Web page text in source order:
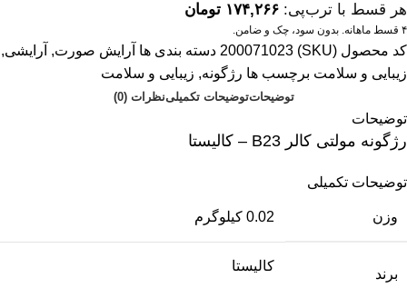
هر قسط با ترب‌پی: ۱۷۴,۲۶۶ تومان
۴ قسط ماهانه. بدون سود، چک و ضامن.
کد محصول (SKU) 200071023 دسته بندی ها آرایش صورت, آرایشی,
زیبایی و سلامت برچسب ها رژگونه, زیبایی و سلامت
توضیحاتتوضیحات تکمیلینظرات (0)
توضیحات
رژگونه مولتی کالر B23 – کالیستا
توضیحات تکمیلی
وزن 0.02 کیلوگرم
برند
کالیستا